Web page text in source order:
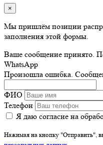
×
Мы пришлём позиции
заполнения этой формы.
Ваше сообщение принято.
WhatsApp
Произошла ошибка.
ФИО
Телефон
Я даю согласие на
Нажимая на кнопку "Отправить",